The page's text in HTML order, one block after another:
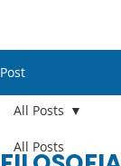
Post
All Posts
All Posts